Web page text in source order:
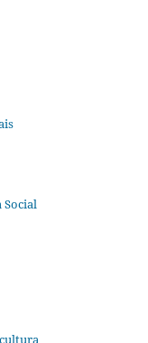
Social